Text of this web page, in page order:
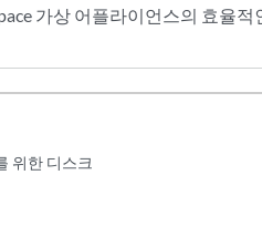
가상 어플라이언스의 효율
위한 디스크